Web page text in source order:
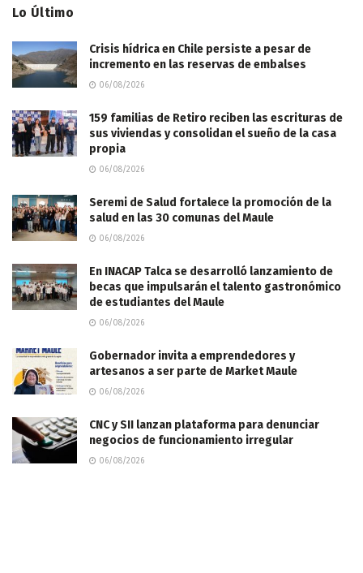
Lo Último
Crisis hídrica en Chile persiste a pesar de
incremento en las reservas de embalses
06/08/2026
159 familias de Retiro reciben las escrituras de
sus viviendas y consolidan el sueño de la casa
propia
06/08/2026
Seremi de Salud fortalece la promoción de la
salud en las 30 comunas del Maule
06/08/2026
En INACAP Talca se desarrolló lanzamiento de
becas que impulsarán el talento gastronómico
de estudiantes del Maule
06/08/2026
Gobernador invita a emprendedores y
artesanos a ser parte de Market Maule
06/08/2026
CNC y SII lanzan plataforma para denunciar
negocios de funcionamiento irregular
06/08/2026